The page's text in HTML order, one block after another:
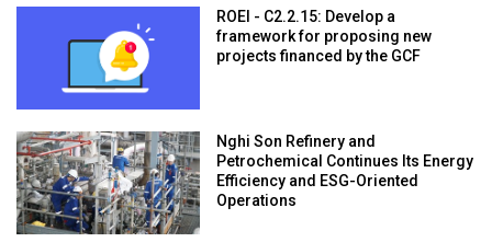
ROEI - C2.2.15: Develop a
framework for proposing new
projects financed by the GCF
Nghi Son Refinery and
Petrochemical Continues Its Energy
Efficiency and ESG-Oriented
Operations